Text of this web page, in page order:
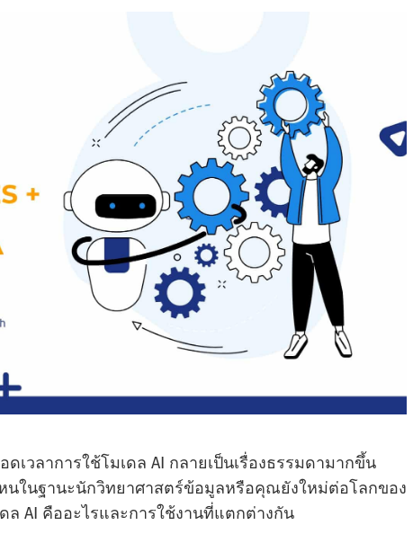
เวลาการใช้โมเดล AI กลายเป็นเรื่องธรรมดามากขึ้น
ในฐานะนักวิทยาศาสตร์ข้อมูลหรือคุณยังใหม่ต่อโลกของ
AI คืออะไรและการใช้งานที่แตกต่างกัน